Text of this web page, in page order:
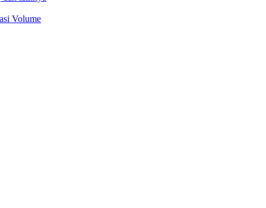
Volume